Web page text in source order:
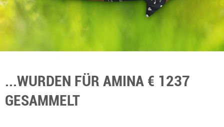
...WURDEN FÜR AMINA € 1237
GESAMMELT